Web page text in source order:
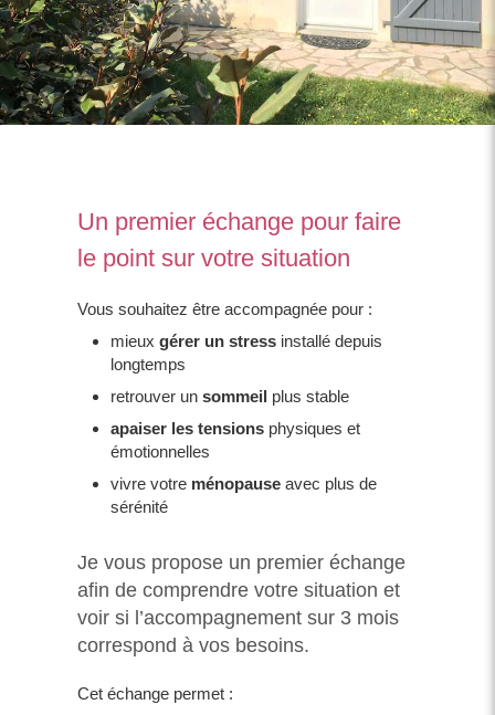
Un premier échange pour faire
le point sur votre situation
Vous souhaitez être accompagnée pour :
mieux gérer un stress installé depuis
longtemps
retrouver un sommeil plus stable
apaiser les tensions physiques et
émotionnelles
vivre votre ménopause avec plus de
sérénité
Je vous propose un premier échange
afin de comprendre votre situation et
voir si l’accompagnement sur 3 mois
correspond à vos besoins.
Cet échange permet :